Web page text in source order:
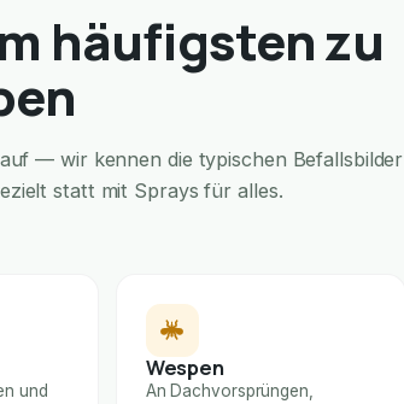
häufigsten zu
— wir kennen die typischen Befallsbilder
statt mit Sprays für alles.
und
Wespen
An Dachvorsprüngen,